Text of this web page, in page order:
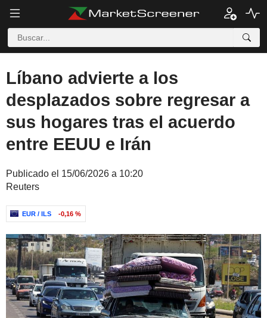
Líbano advierte a los
desplazados sobre regresar a
sus hogares tras el acuerdo
entre EEUU e Irán
Publicado el 15/06/2026 a 10:20
Reuters
EUR / ILS -0,16 %